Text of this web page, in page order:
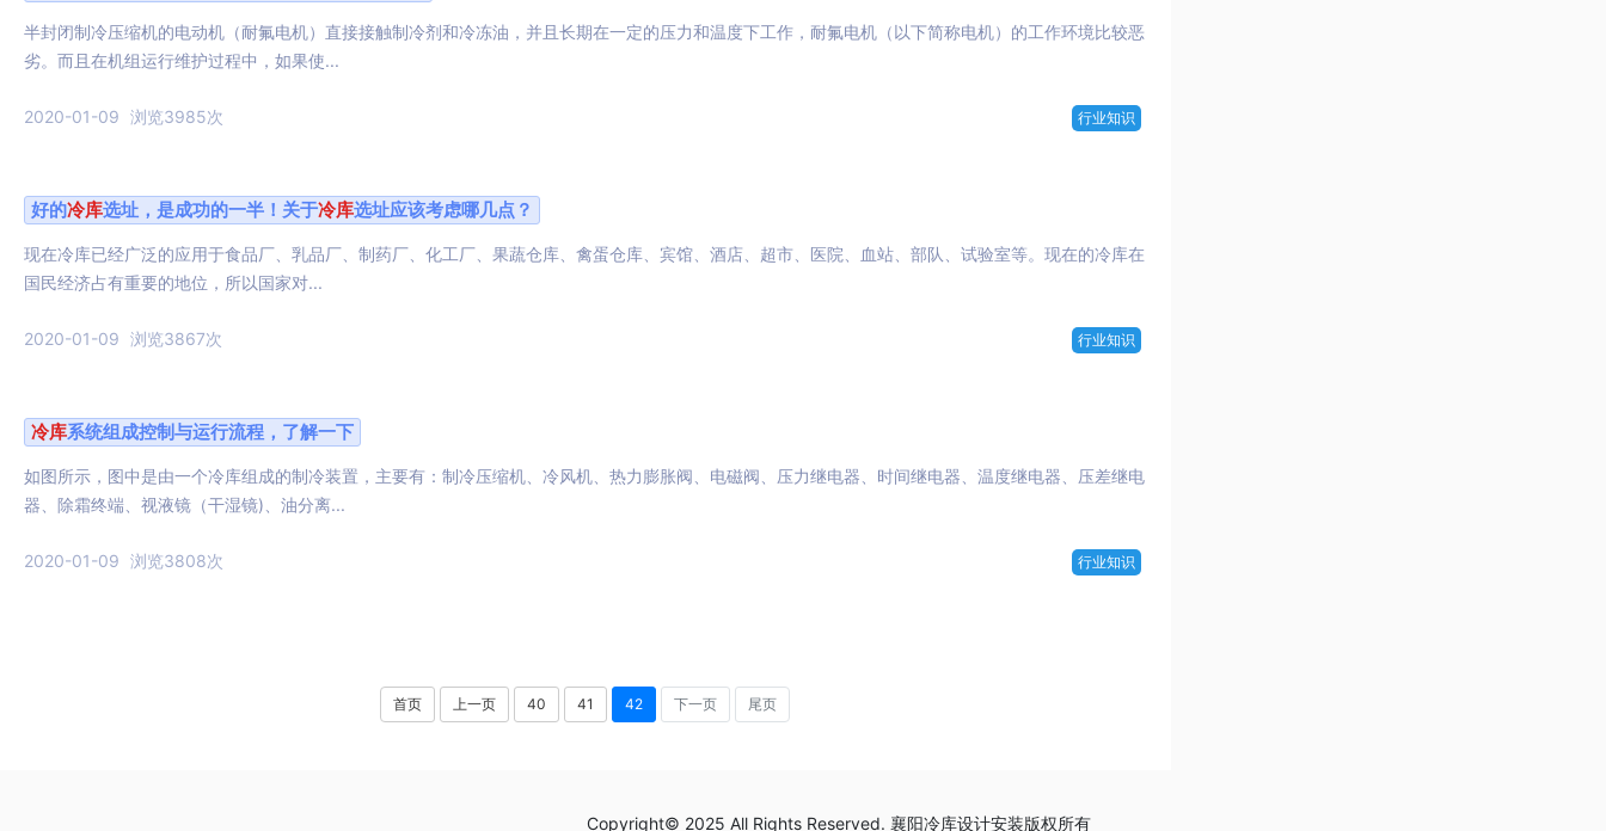
半封闭制冷压缩机的电动机（耐氟电机）直接接触制冷剂和冷冻油，并且长期在一定的压力和温度下工作，耐氟电机（以下简称电机）的工作环境比较恶
劣。而且在机组运行维护过程中，如果使...
2020-01-09 浏览3985次 行业知识
好的冷库选址，是成功的一半！关于冷库选址应该考虑哪几点？
​现在冷库已经广泛的应用于食品厂、乳品厂、制药厂、化工厂、果蔬仓库、禽蛋仓库、宾馆、酒店、超市、医院、血站、部队、试验室等。现在的冷库在
国民经济占有重要的地位，所以国家对...
2020-01-09 浏览3867次 行业知识
冷库系统组成控制与运行流程，了解一下
如图所示，图中是由一个冷库组成的制冷装置，主要有：制冷压缩机、冷风机、热力膨胀阀、电磁阀、压力继电器、时间继电器、温度继电器、压差继电
器、除霜终端、视液镜（干湿镜)、油分离...
2020-01-09 浏览3808次 行业知识
首页 上一页 40 41 42 下一页 尾页
Copyright© 2025 All Rights Reserved. 襄阳冷库设计安装版权所有